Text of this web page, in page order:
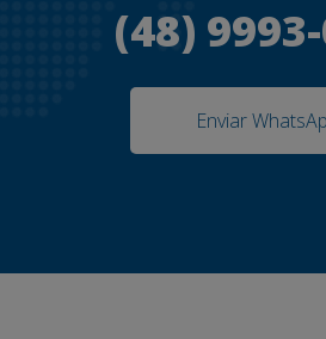
(48)
Enviar